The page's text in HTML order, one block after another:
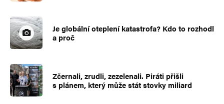
Je globální oteplení katastrofa? Kdo to rozhodl
a proč
Zčernali, zrudli, zezelenali. Piráti přišli
s plánem, který může stát stovky miliard